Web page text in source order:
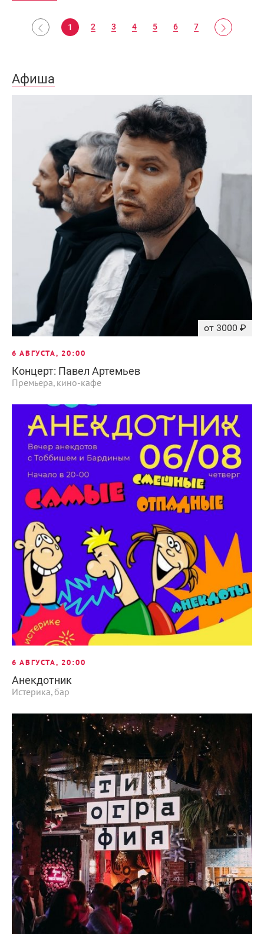
1 2 3 4 5 6 7
Афиша
от 3000 ₽
6 АВГУСТА, 20:00
Концерт: Павел Артемьев
Премьера, кино-кафе
6 АВГУСТА, 20:00
Анекдотник
Истерика, бар